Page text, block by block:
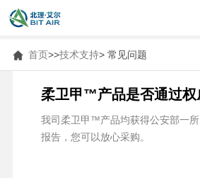
首页>>技术支持>常见问题
柔卫甲™产品是否通过权
我司柔卫甲™产品均获得公安部一
报告，您可以放心采购。